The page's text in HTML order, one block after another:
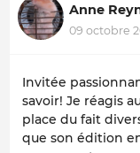
Anne
09 octobre
Invitée
savoir! Je réagis
place du fait
que son édition